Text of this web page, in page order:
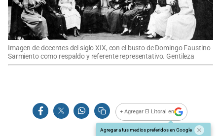
Imagen de docentes del siglo XIX, con el busto de Domingo Faustino
Sarmiento como respaldo y referente representativo. Gentileza
+ Agregar El Litoral en
Agregar a tus medios preferidos en Google